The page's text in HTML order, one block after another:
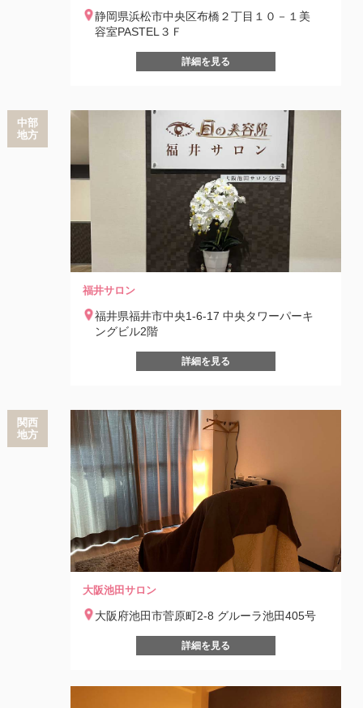
静岡県浜松市中央区布橋２丁目１０－１美
容室PASTEL３Ｆ
詳細を見る
中部
地方
福井サロン
福井県福井市中央1-6-17 中央タワーパーキ
ングビル2階
詳細を見る
関西
地方
大阪池田サロン
大阪府池田市菅原町2-8 グルーラ池田405号
詳細を見る